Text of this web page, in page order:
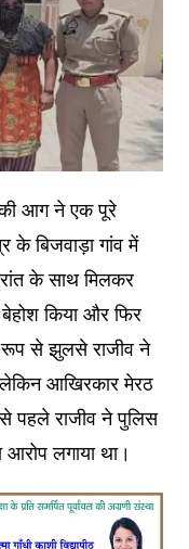
आग ने एक पूरे
के बिजवाड़ा गांव में
के साथ मिलकर
बेहोश किया और फिर
रूप से झुलसे राजीव ने
आखिरकार मेरठ
पहले राजीव ने पुलिस
आरोप लगाया था।